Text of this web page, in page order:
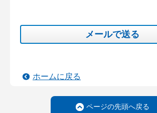
メールで送る
ホームに戻る
ページの先頭へ戻る